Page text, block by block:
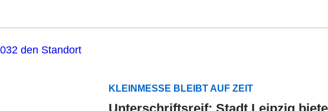
KLEINMESSE BLEIBT AUF ZEIT